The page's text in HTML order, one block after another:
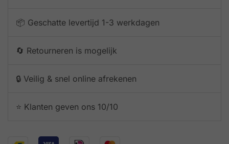
📦 Geschatte levertijd 1-3 werkdagen
🔄 Retourneren is mogelijk
🔒 Veilig & snel online afrekenen
⭐️ Klanten geven ons 10/10